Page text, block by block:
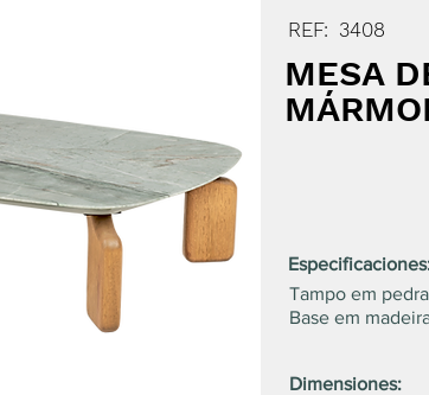
REF: 3408
MESA
Tampo em
Base em
Dimensiones: